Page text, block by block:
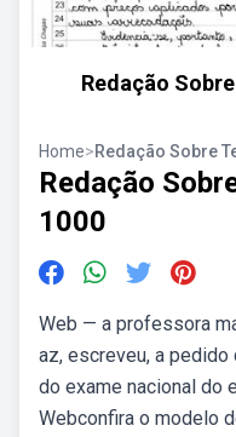
Redação
Home>Redação Sobre
Redação
1000
Web — a professora
az, escreveu, a
do exame nacional do
Webconfira o modelo